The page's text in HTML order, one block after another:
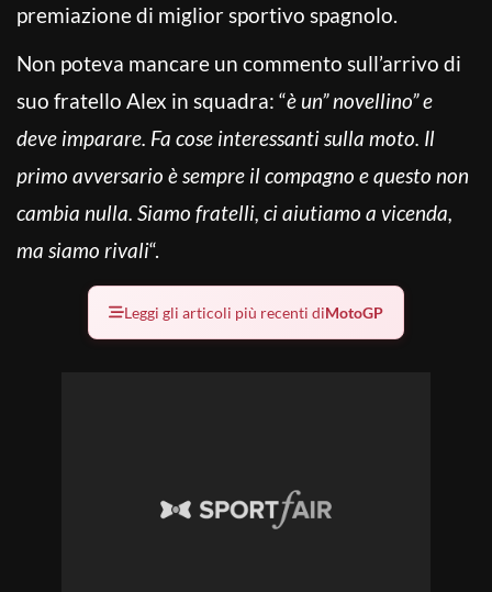
premiazione di miglior sportivo spagnolo.
Non poteva mancare un commento sull’arrivo di
suo fratello Alex in squadra: “è un” novellino” e
deve imparare. Fa cose interessanti sulla moto. Il
primo avversario è sempre il compagno e questo non
cambia nulla. Siamo fratelli, ci aiutiamo a vicenda,
ma siamo rivali“.
Leggi gli articoli più recenti diMotoGP